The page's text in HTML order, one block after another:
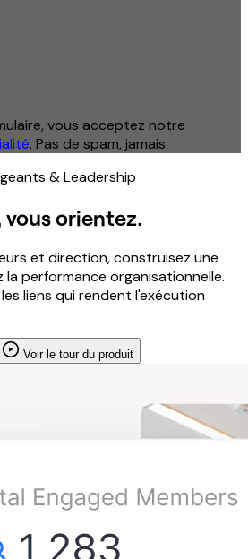
vous acceptez notre
. Pas de spam, jamais.
& Leadership
orientez.
et direction, construisez une
performance organisationnelle.
liens qui rendent l'exécution
Voir le tour du produit